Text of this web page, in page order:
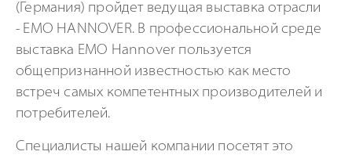
(Германия) пройдет ведущая выставка отрасли
- EMO HANNOVER. В профессиональной среде
выставка EMO Hannover пользуется
общепризнанной известностью как место
встреч самых компетентных производителей и
потребителей.
Специалисты нашей компании посетят это